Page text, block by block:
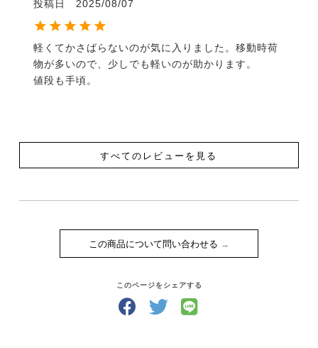
投稿日 2025/08/07
軽くてかさばらないのが気に入りました。移動時荷
物が多いので、少しでも軽いのが助かります。
値段も手頃。
すべてのレビューを見る
この商品について問い合わせる
このページをシェアする